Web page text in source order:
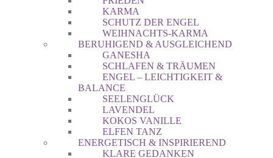
KARMA
SCHUTZ DER ENGEL
WEIHNACHTS-KARMA
BERUHIGEND & AUSGLEICHEND
GANESHA
SCHLAFEN & TRÄUMEN
ENGEL – LEICHTIGKEIT &
BALANCE
SEELENGLÜCK
LAVENDEL
KOKOS VANILLE
ELFEN TANZ
ENERGETISCH & INSPIRIEREND
KLARE GEDANKEN